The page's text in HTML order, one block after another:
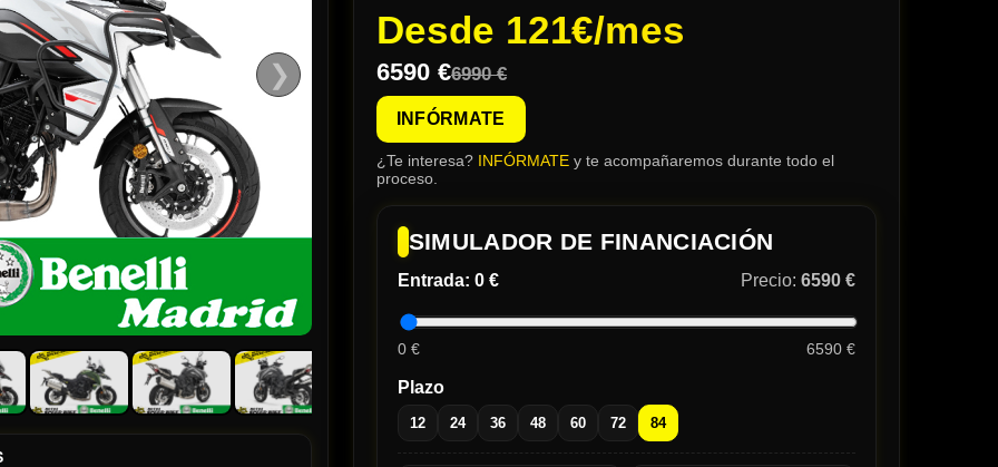
❯
Desde 121€/mes
6590 €6990 €
INFÓRMATE
¿Te interesa? INFÓRMATEy te acompañaremos durante todo el
proceso.
SIMULADOR DE FINANCIACIÓN
Entrada: 0 € Precio: 6590 €
0 € 6590 €
Plazo
12 24 36 48 60 72 84